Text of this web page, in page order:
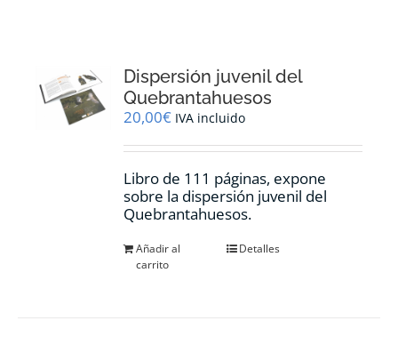
CARRITO
Dispersión juvenil del
Quebrantahuesos
20,00€ IVA incluido
Libro de 111 páginas, expone
sobre la dispersión juvenil del
Quebrantahuesos.
Añadir al
carrito
Detalles